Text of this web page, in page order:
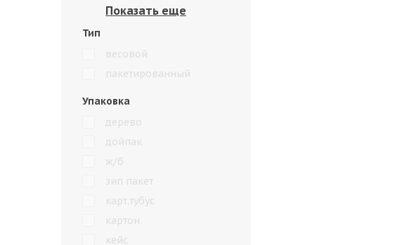
Тип
весовой
пакетированный
Упаковка
дерево
дойпак
ж/б
зип пакет
карт.тубус
картон
кейс